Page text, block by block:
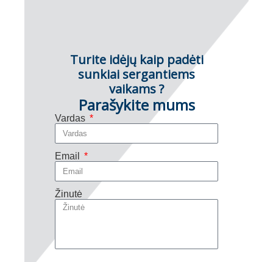
Turite idėjų kaip padėti
sunkiai sergantiems
vaikams ?
Parašykite mums
Vardas
Email
Žinutė